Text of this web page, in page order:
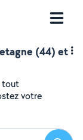
(44) et
tout
votre